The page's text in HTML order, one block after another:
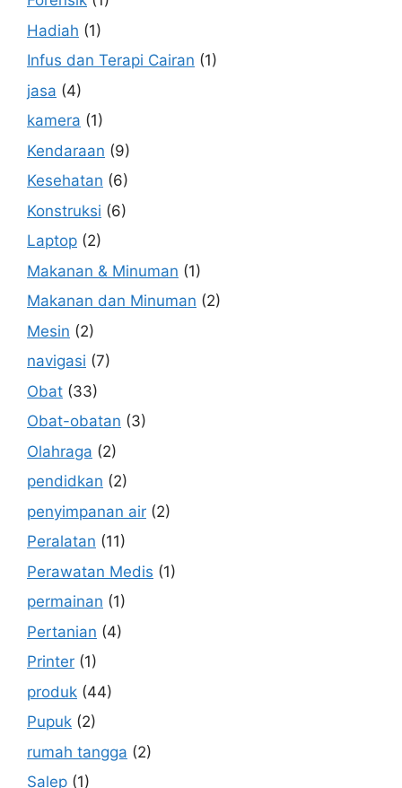
Hadiah (1)
Infus dan Terapi Cairan (1)
jasa (4)
kamera (1)
Kendaraan (9)
Kesehatan (6)
Konstruksi (6)
Laptop (2)
Makanan & Minuman (1)
Makanan dan Minuman (2)
Mesin (2)
navigasi (7)
Obat (33)
Obat-obatan (3)
Olahraga (2)
pendidkan (2)
penyimpanan air (2)
Peralatan (11)
Perawatan Medis (1)
permainan (1)
Pertanian (4)
Printer (1)
produk (44)
Pupuk (2)
rumah tangga (2)
Salep (1)